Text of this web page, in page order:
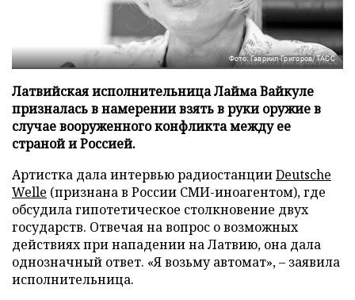
Фото: Гавриил Григоров/ТАСС
Латвийская исполнительница Лайма Вайкуле
призналась в намерении взять в руки оружие в
случае вооруженного конфликта между ее
страной и Россией.
Артистка дала интервью радиостанцииDeutsche
Welle (признана в России СМИ-иноагентом), где
обсудила гипотетическое столкновение двух
государств. Отвечая на вопрос о возможных
действиях при нападении на Латвию, она дала
однозначный ответ. «Я возьму автомат», – заявила
исполнительница.